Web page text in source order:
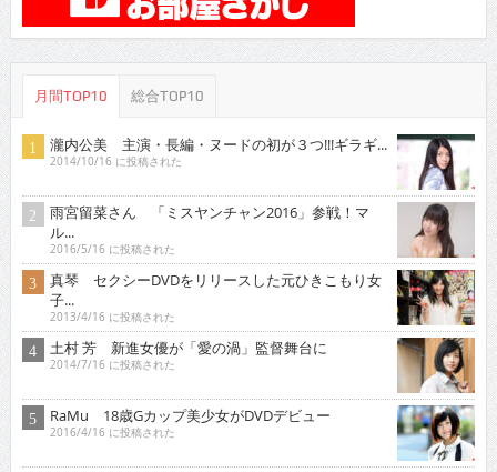
月間TOP10 総合TOP10
瀧内公美 主演・長編・ヌードの初が３つ!!!ギラギ...
2014/10/16 に投稿された
雨宮留菜さん 「ミスヤンチャン2016」参戦！マ
ル...
2016/5/16 に投稿された
真琴 セクシーDVDをリリースした元ひきこもり女
子...
2013/4/16 に投稿された
土村 芳 新進女優が「愛の渦」監督舞台に
2014/7/16 に投稿された
RaMu 18歳Gカップ美少女がDVDデビュー
2016/4/16 に投稿された